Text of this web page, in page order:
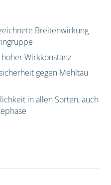
Breitenwirkung
Wirkkonstanz
gegen Mehltau
in allen Sorten, auch